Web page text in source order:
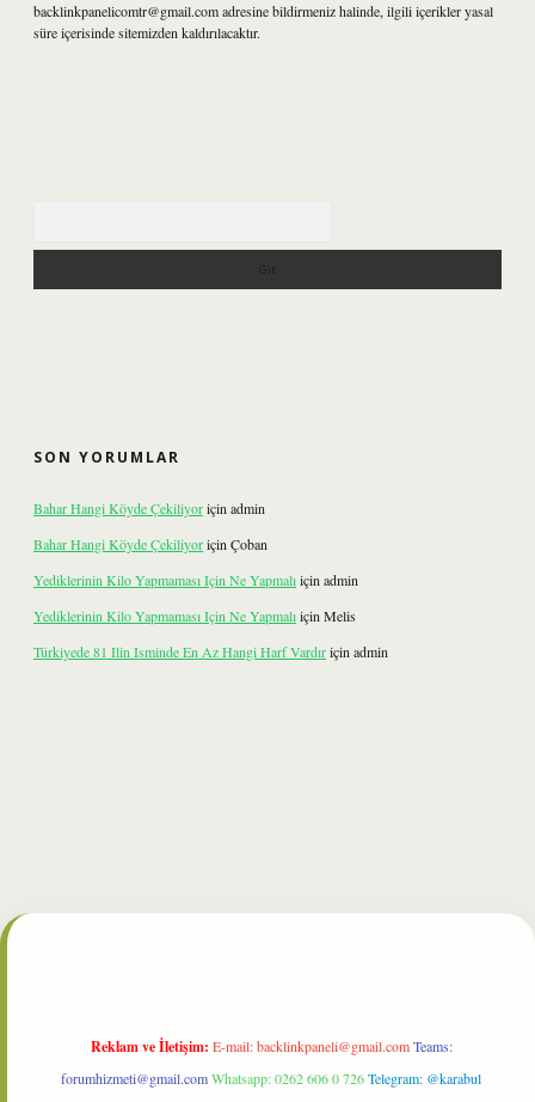
backlinkpanelicomtr@gmail.comadresine bildirmeniz halinde, ilgili içerikler yasal
süre içerisinde sitemizden kaldırılacaktır.
SON YORUMLAR
Bahar Hangi Köyde Çekiliyoriçin admin
Bahar Hangi Köyde Çekiliyoriçin Çoban
Yediklerinin Kilo Yapmaması Için Ne Yapmalıiçin admin
Yediklerinin Kilo Yapmaması Için Ne Yapmalıiçin Melis
Türkiyede 81 Ilin Isminde En Az Hangi Harf Vardıriçin admin
Reklam ve İletişim: E-mail:backlinkpaneli@gmail.com Teams:
forumhizmeti@gmail.comWhatsapp: 0262 606 0 726Telegram: @karabul